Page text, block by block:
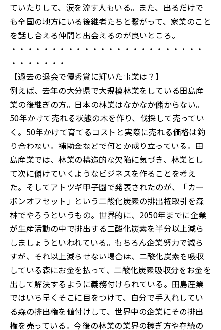
ていたりして、涙を流す人もいる。また、出るだけで
も全国の地方にいる後継者たちと繋がって、家業のこと
を話し合える仲間と出会えるのが良いところ。
・・・・・・・・・・・・・・・・・・・・・・・・
・・・・・・・
【過去の退会で優秀賞に輝いた事業は？】
例えば、去年の大分県で大規模林業をしている田島産
業の後継ぎの方。日本の林業はなかなか儲からない。
50年かけて売れる状態の木を作り、伐採して売ってい
く。50年かけて育てるコストと実際に売れる価格は釣
り合わない。補助金などで何とか成り立っている。田
島産業では、林業の構造的な欠陥に気づき、林業とし
て次に儲けていくようなビジネスを作ることを考え
た。そしてアトツギ甲子園で発表されたのが、「カー
ボンオフセット」という二酸化炭素の排出権取引を森
林でやろうというもの。世界的に、2050年までに企業
が生産活動の中で排出する二酸化炭素を半分以上減ら
しましょうといわれている。もちろん企業努力で減ら
すが、それ以上減らせない場合は、二酸化炭素を吸収
している森にお金を払って、二酸化炭素吸収分をお金を
出して解決するように義務付けられている。田島産業
ではいち早くそこに目をつけて、自分で手入れしてい
る森の排出権を値付けして、世界中の企業にその排出
権を売っている。今後の林業の業界の稼ぎ方や存続の